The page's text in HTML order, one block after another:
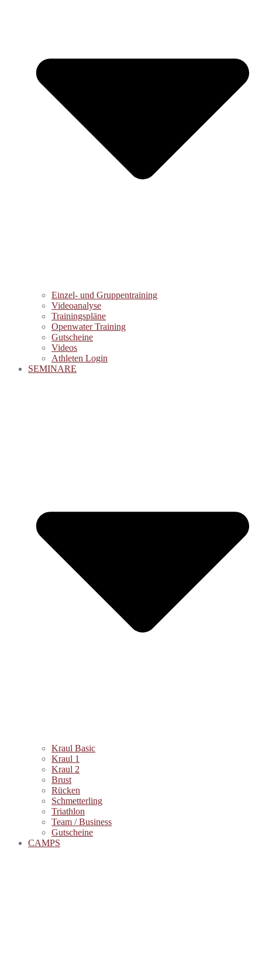
Einzel- und Gruppentraining
Videoanalyse
Trainingspläne
Openwater Training
Gutscheine
Videos
Athleten Login
SEMINARE
Kraul Basic
Kraul 1
Kraul 2
Brust
Rücken
Schmetterling
Triathlon
Team / Business
Gutscheine
CAMPS